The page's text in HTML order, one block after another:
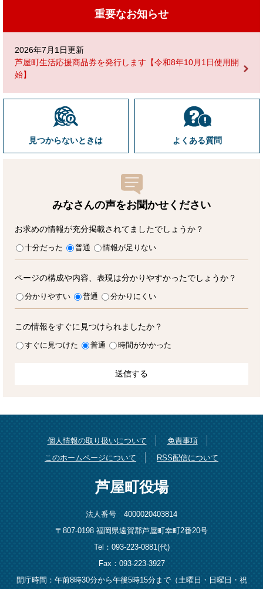
重要なお知らせ
2026年7月1日更新
芦屋町生活応援商品券を発行します【令和8年10月1日使用開
始】
見つからないときは よくある質問
みなさんの声をお聞かせ ください
お求めの情報が充分掲載されてましたでしょうか？
十分だった 普通 情報が足りない
ページの構成や内容、表現は分かりやすかったでしょうか？
分かりやすい 普通 分かりにくい
この情報をすぐに見つけられましたか？
すぐに見つけた 普通 時間がかかった
個人情報の取り扱いについて
免責事項
このホームページについて
RSS配信について
芦屋町役場
法人番号 4000020403814
〒807-0198 福岡県遠賀郡芦屋町幸町2番20号
Tel：093-223-0881(代)
Fax：093-223-3927
開庁時間：午前8時30分から午後5時15分まで（土曜日・日曜日・祝